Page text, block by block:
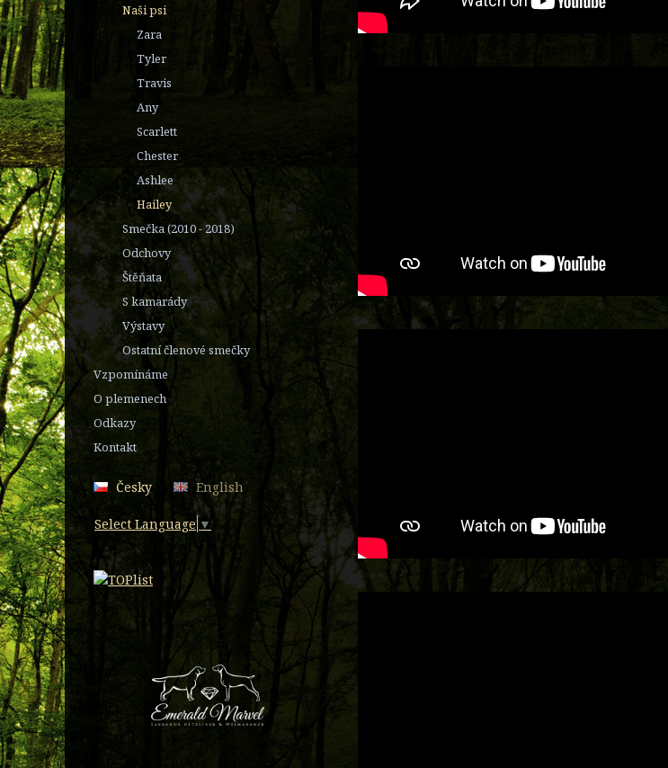
Naši psi
Zara
Tyler
Travis
Any
Scarlett
Chester
Ashlee
Hailey
Smečka (2010 - 2018)
Odchovy
Štěňata
S kamarády
Výstavy
Ostatní členové smečky
Vzpomínáme
O plemenech
Odkazy
Kontakt
Česky English
Select Language ▼